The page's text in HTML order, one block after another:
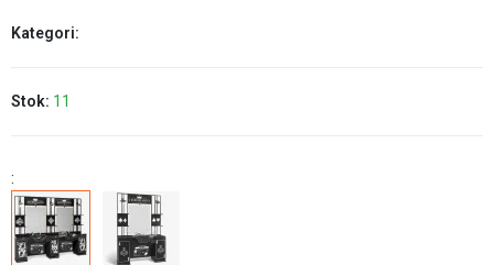
Kategori:
Stok: 11
: